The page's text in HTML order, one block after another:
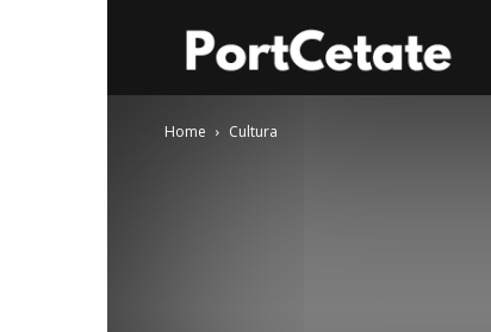
Home Cultura